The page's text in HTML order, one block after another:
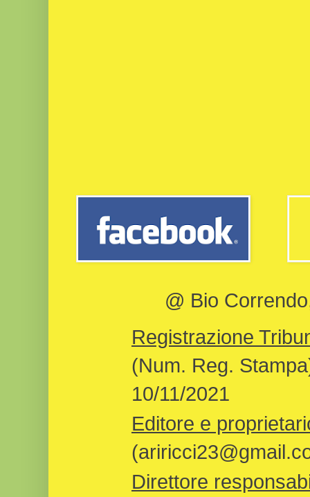
@ Bio
Registrazione
(Num. Reg.
10/11/2021
Editore e
Direttore